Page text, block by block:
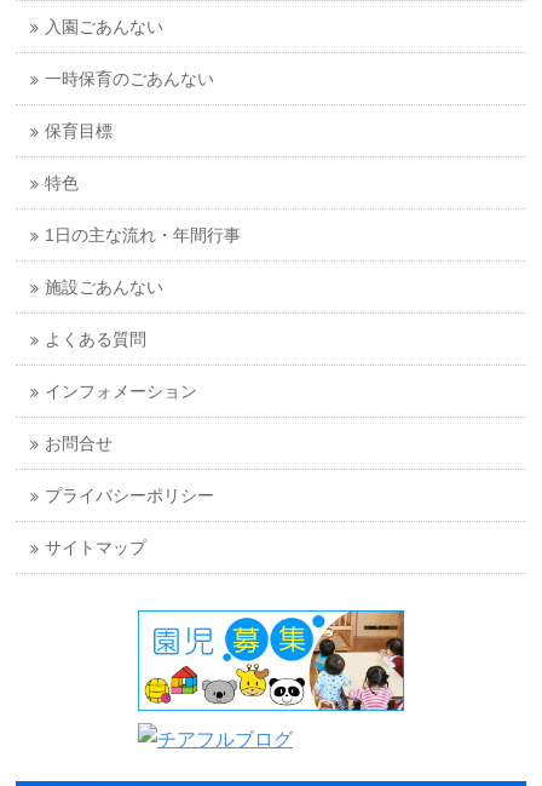
入園ごあんない
一時保育のごあんない
保育目標
特色
1日の主な流れ・年間行事
施設ごあんない
よくある質問
インフォメーション
お問合せ
プライバシーポリシー
サイトマップ